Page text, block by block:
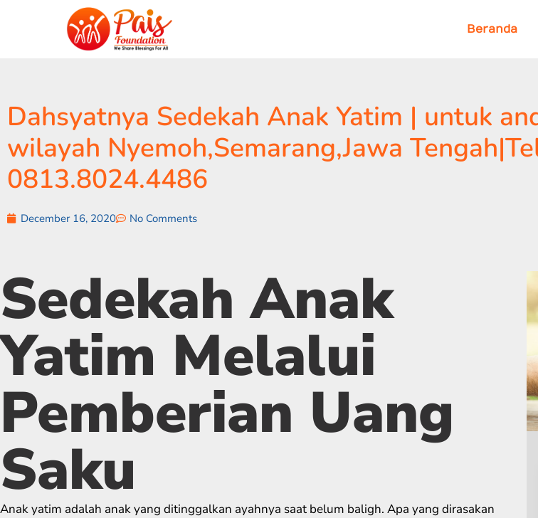
Beranda
Dahsyatnya Sedekah Anak Yatim | untuk
wilayah Nyemoh,Semarang,Jawa
0813.8024.4486
December 16, 2020 No Comments
Sedekah Anak
Yatim Melalui
Pemberian Uang
Saku
Anak yatim adalah anak yang ditinggalkan ayahnya saat belum baligh. Apa yang dirasakan